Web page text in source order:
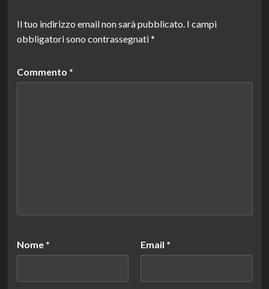
Il tuo indirizzo email non sarà pubblicato. I campi
obbligatori sono contrassegnati*
Commento *
Nome * Email *